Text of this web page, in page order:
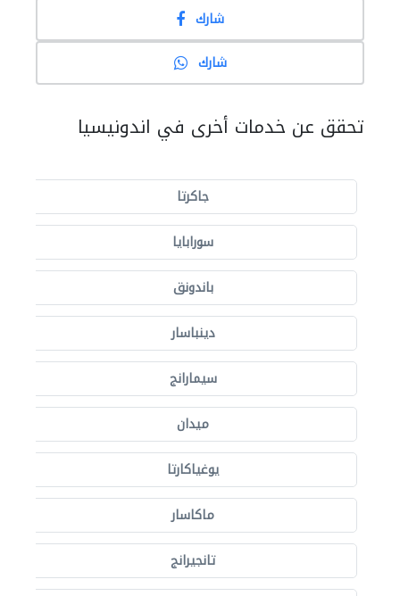
شارك
شارك
تحقق عن خدمات أخرى في اندونيسيا
جاكرتا
سورابايا
باندونق
دينباسار
سيمارانج
ميدان
يوغياكارتا
ماكاسار
تانجيرانج